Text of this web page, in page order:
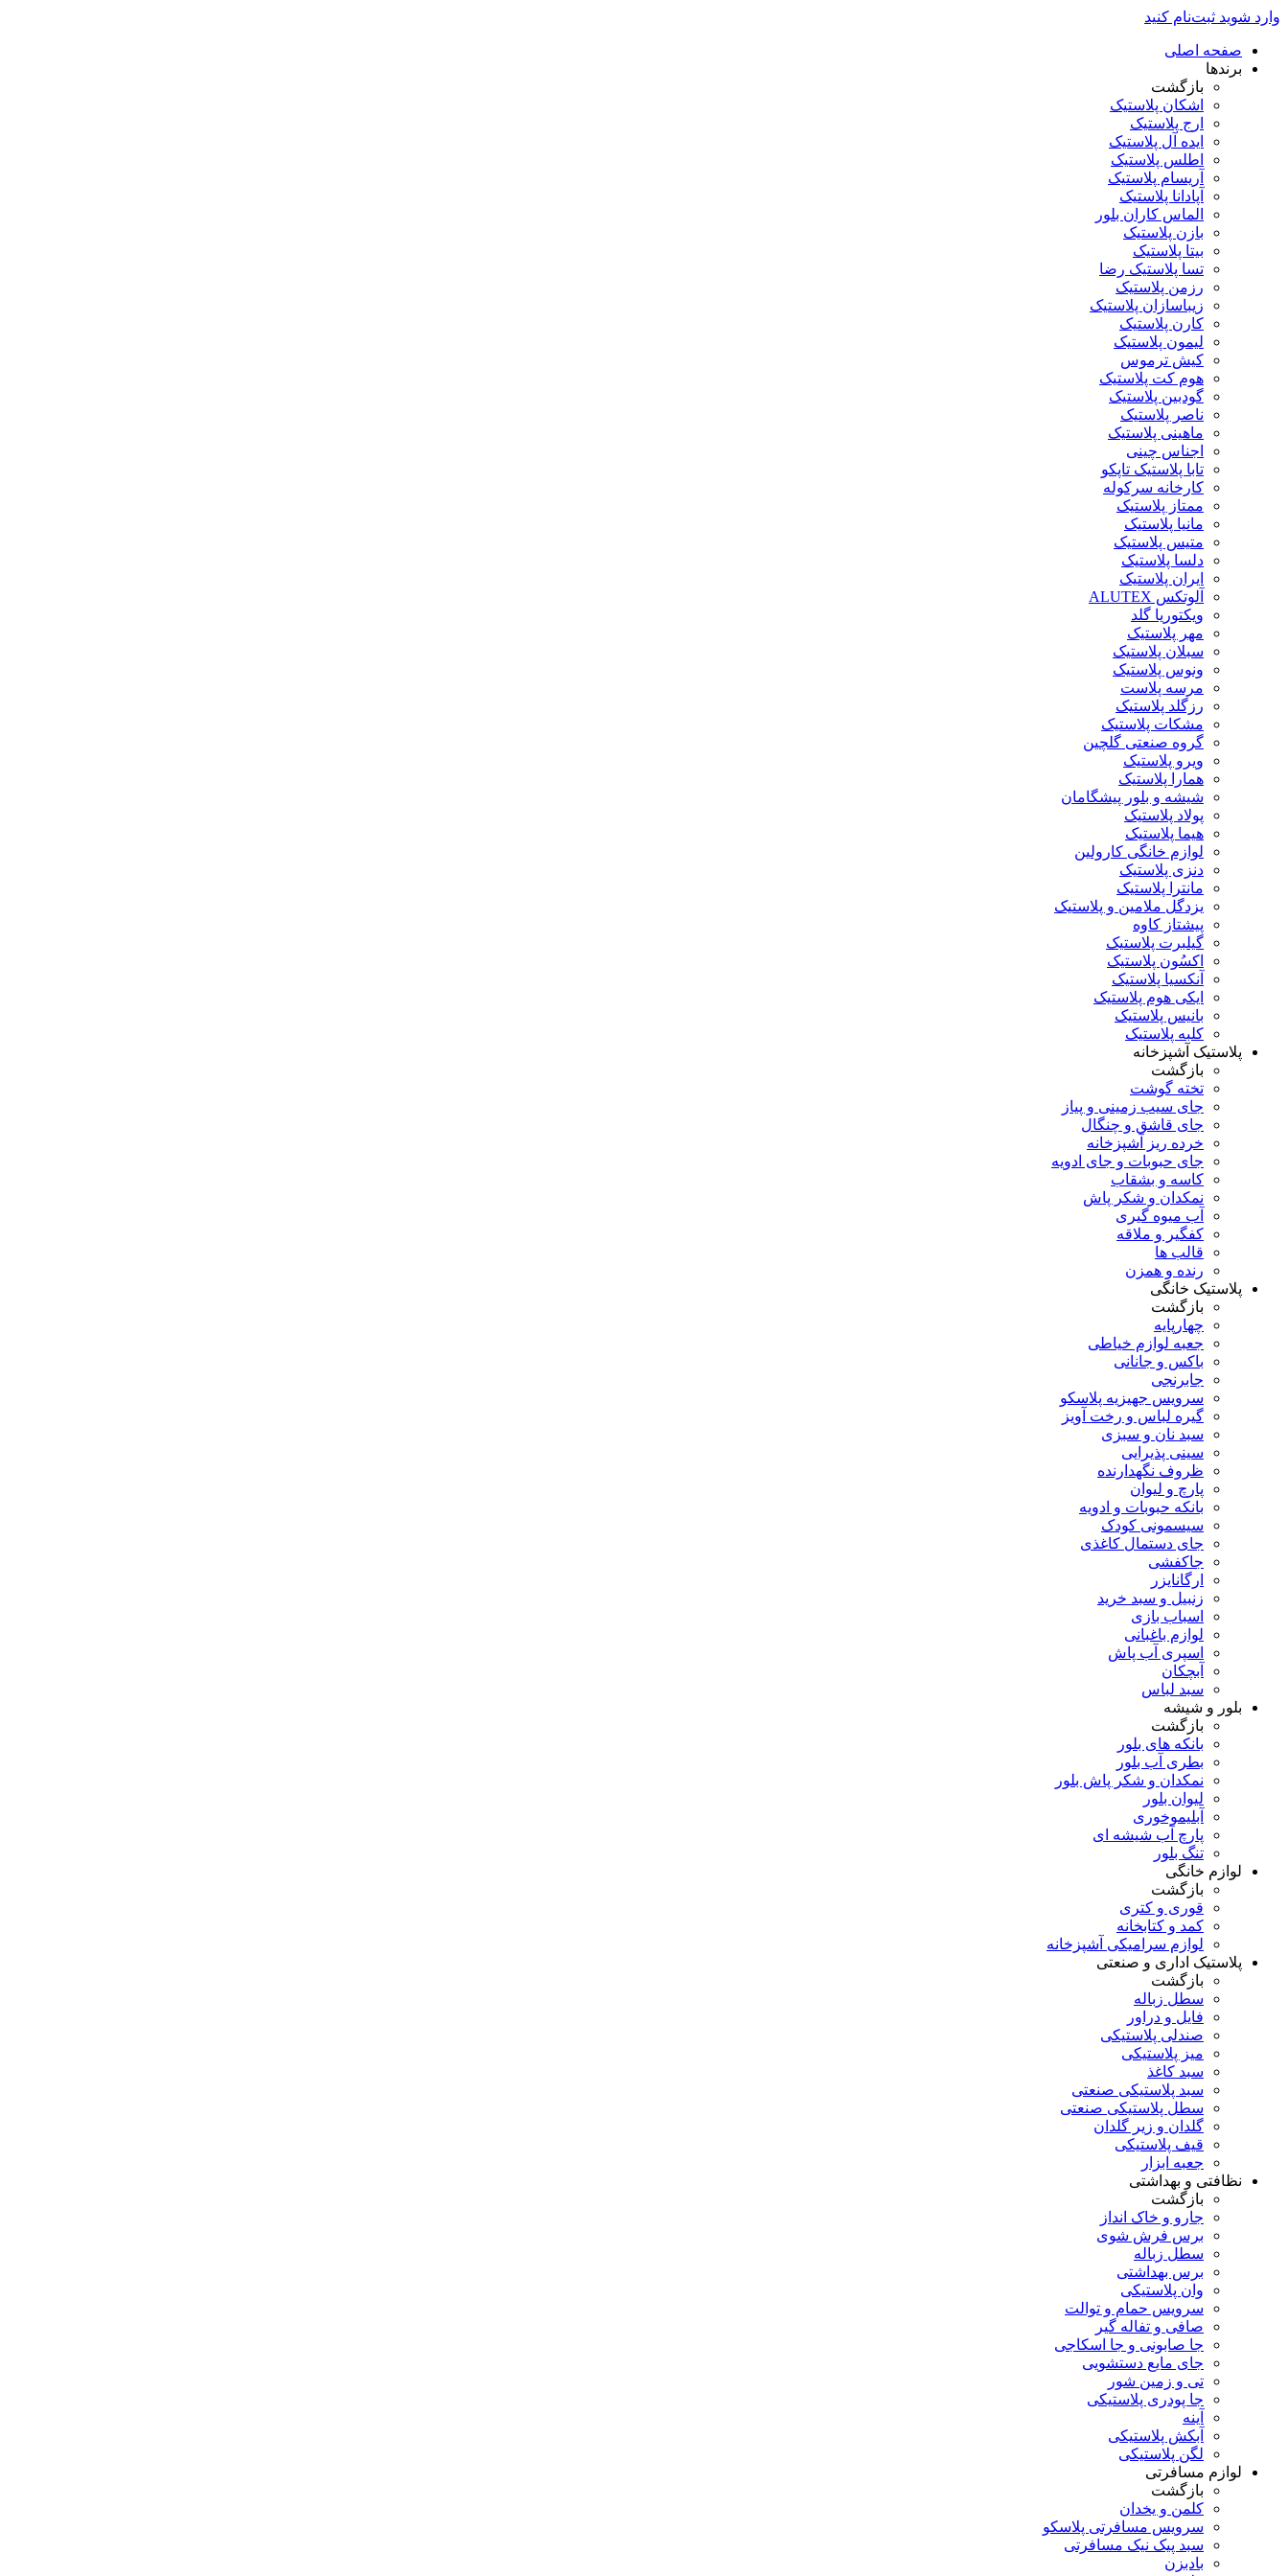
وارد شوید ثبت‌نام کنید
صفحه اصلی
برندها
بازگشت
اشکان پلاستیک
ارج پلاستیک
ایده آل پلاستیک
اطلس پلاستیک
آریسام پلاستیک
آپادانا پلاستیک
الماس کاران بلور
بازن پلاستیک
بیتا پلاستیک
تسا پلاستیک رضا
رزمن پلاستیک
زیباسازان پلاستیک
کارن پلاستیک
لیمون پلاستیک
کیش ترموس
هوم کت پلاستیک
گودبین پلاستیک
ناصر پلاستیک
ماهینی پلاستیک
اجناس چینی
تابا پلاستیک تاپکو
کارخانه سرکوله
ممتاز پلاستیک
مانیا پلاستیک
متیس پلاستیک
دلسا پلاستیک
ایران پلاستیک
آلوتکس ALUTEX
ویکتوریا گلد
مهر پلاستیک
سبلان پلاستیک
ونوس پلاستیک
مرسه پلاست
رزگلد پلاستیک
مشکات پلاستیک
گروه صنعتی گلچین
ویرو پلاستیک
همارا پلاستیک
شیشه و بلور پیشگامان
پولاد پلاستیک
هیما پلاستیک
لوازم خانگی کارولین
دنزی پلاستیک
مانترا پلاستیک
یزدگل ملامین و پلاستیک
پیشتاز کاوه
گیلبرت پلاستیک
اکسُون پلاستیک
آنکسیا پلاستیک
ایکی هوم پلاستیک
بانیس پلاستیک
کلبه پلاستیک
پلاستیک آشپزخانه
بازگشت
تخته گوشت
جای سیب زمینی و پیاز
جای قاشق و چنگال
خرده ریز آشپزخانه
جای حبوبات و جای ادویه
کاسه و بشقاب
نمکدان و شکر پاش
آب میوه گیری
کفگیر و ملاقه
قالب ها
رنده و همزن
پلاستیک خانگی
بازگشت
چهارپایه
جعبه لوازم خیاطی
باکس و جانانی
جابرنجی
سرویس جهیزیه پلاسکو
گیره لباس و رخت آویز
سبد نان و سبزی
سینی پذیرایی
ظروف نگهدارنده
پارچ و لیوان
بانکه حبوبات و ادویه
سیسمونی کودک
جای دستمال کاغذی
جاکفشی
ارگانایزر
زنبیل و سبد خرید
اسباب بازی
لوازم باغبانی
اسپری آب پاش
آبچکان
سبد لباس
بلور و شیشه
بازگشت
بانکه های بلور
بطری آب بلور
نمکدان و شکر پاش بلور
لیوان بلور
آبلیموخوری
پارچ آب شیشه ای
تنگ بلور
لوازم خانگی
بازگشت
قوری و کتری
کمد و کتابخانه
لوازم سرامیکی آشپزخانه
پلاستیک اداری و صنعتی
بازگشت
سطل زباله
فایل و دراور
صندلی پلاستیکی
میز پلاستیکی
سبد کاغذ
سبد پلاستیکی صنعتی
سطل پلاستیکی صنعتی
گلدان و زیر گلدان
قیف پلاستیکی
جعبه ابزار
نظافتی و بهداشتی
بازگشت
جارو و خاک انداز
برس فرش شوی
سطل زباله
برس بهداشتی
وان پلاستیکی
سرویس حمام و توالت
صافی و تفاله گیر
جا صابونی و جا اسکاجی
جای مایع دستشویی
تی و زمین شور
جا پودری پلاستیکی
آینه
آبکش پلاستیکی
لگن پلاستیکی
لوازم مسافرتی
بازگشت
کلمن و یخدان
سرویس مسافرتی پلاسکو
سبد پیک نیک مسافرتی
بادبزن